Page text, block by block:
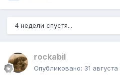
4 недели спустя...
rockabil
Опубликовано: 31 августа